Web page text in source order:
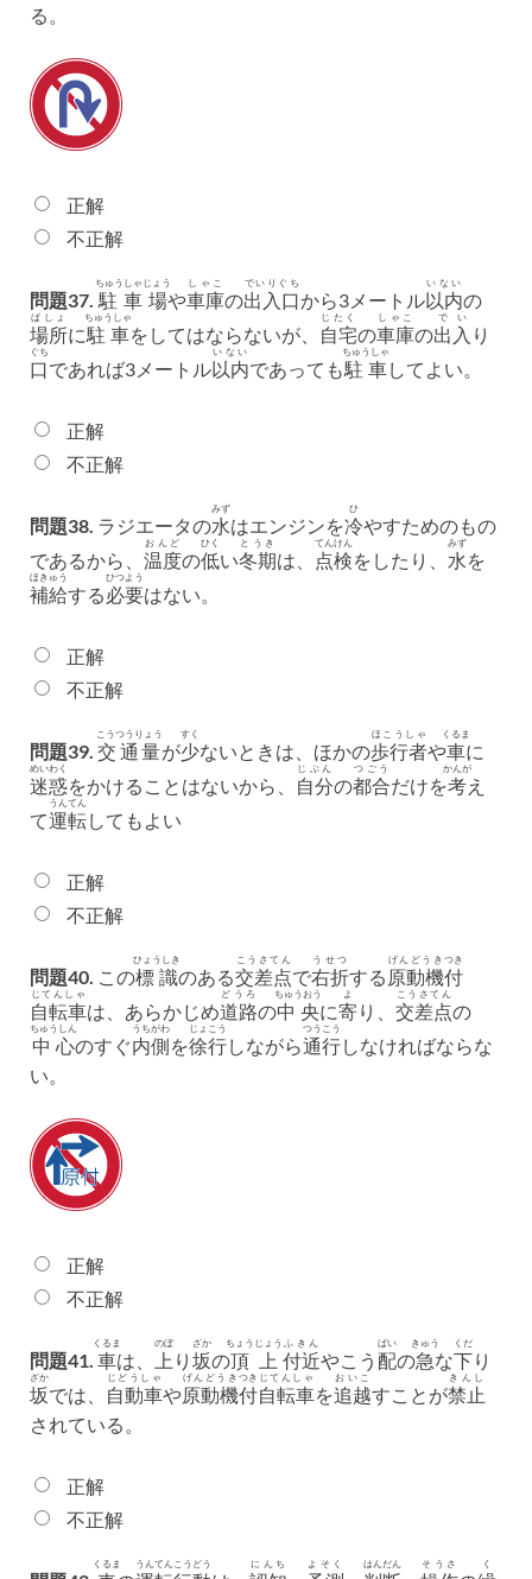
る。
正解
不正解
問題37. 駐車場
ちゅうしゃじょう
や車庫
しゃこ
の出入口
でいりぐち
から3メートル以内
いない
の
場所
ばしょ
に駐車
ちゅうしゃ
をしてはならないが、 自宅
じたく
の車庫
しゃこ
の出入
でい
り
口
ぐち
であれば3メートル以内
いない
であっても駐車
ちゅうしゃ
してよい。
正解
不正解
問題38. ラジエータの水
みず
はエンジンを冷
ひ
やすためのもの
であるから、 温度
おんど
の低
ひく
い冬期
とうき
は、 点検
てんけん
をしたり、 水
みず
を
補給
ほきゅう
する必要
ひつよう
はない。
正解
不正解
問題39. 交通量
こうつうりょう
が少
すく
ないときは、ほかの歩行者
ほこうしゃ
や車
くるま
に
迷惑
めいわく
をかけることはないから、 自分
じぶん
の都合
つごう
だけを考
かんが
え
て運転
うんてん
してもよい
正解
不正解
問題40. この標識
ひょうしき
のある交差点
こうさてん
で右折
うせつ
する 原動機
げんどうき
付
つき
自転車
じてんしゃ
は、あらかじめ道路
どうろ
の中央
ちゅうおう
に寄
よ
り、 交差点
こうさてん
の
中心
ちゅうしん
のすぐ内側
うちがわ
を徐行
じょこう
しながら通行
つうこう
しなければならな
い。
正解
不正解
問題41. 車
くるま
は、 上
のぼ
り 坂
ざか
の頂上
ちょうじょう
付近
ふきん
やこう 配
ばい
の急
きゅう
な下
くだ
り
坂
ざか
では、 自動車
じどうしゃ
や原動機
げんどうき
付
つき
自転車
じてんしゃ
を追越
おいこ
すことが禁止
きんし
されている。
正解
不正解
くるま うんてんこうどう にんち よそく はんだん そうさ く